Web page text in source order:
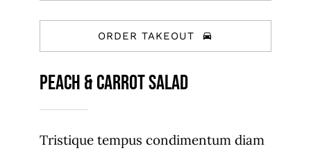
ORDER TAKEOUT
Peach & carrot salad
Tristique tempus condimentum diam